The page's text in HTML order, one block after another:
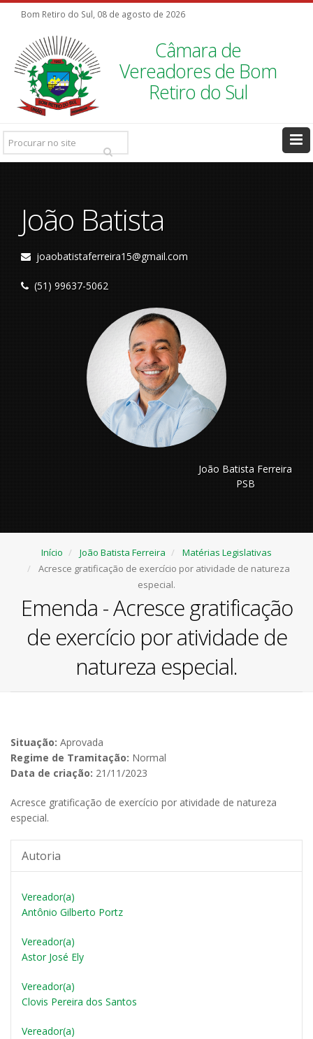
Bom Retiro do Sul, 08 de agosto de 2026
Câmara de
Vereadores de Bom
Retiro do Sul
Pesquisar
Ir
João Batista
joaobatistaferreira15@gmail.com
(51) 99637-5062
João Batista Ferreira
PSB
Início João Batista Ferreira
Matérias Legislativas
Acresce gratificação de exercício por atividade de natureza
especial.
Emenda - Acresce gratificação
de exercício por atividade de
natureza especial.
Situação: Aprovada
Regime de Tramitação: Normal
Data de criação: 21/11/2023
Acresce gratificação de exercício por atividade de natureza
especial.
Autoria
Vereador(a)
Antônio Gilberto Portz
Vereador(a)
Astor José Ely
Vereador(a)
Clovis Pereira dos Santos
Vereador(a)